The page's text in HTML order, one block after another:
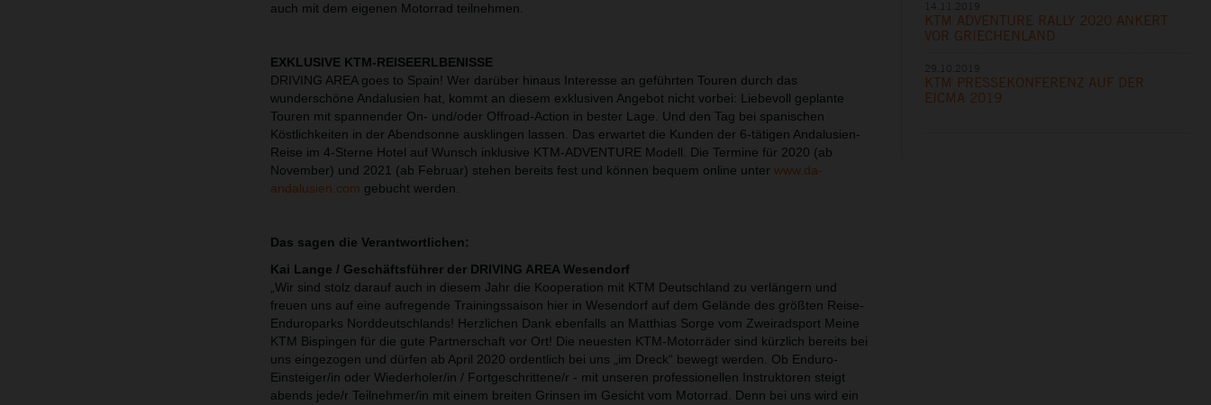
auch mit dem eigenen Motorrad teilnehmen.
EXKLUSIVE KTM-REISEERLBENISSE
DRIVING AREA goes to Spain! Wer darüber hinaus Interesse an geführten Touren durch das
wunderschöne Andalusien hat, kommt an diesem exklusiven Angebot nicht vorbei: Liebevoll geplante
Touren mit spannender On- und/oder Offroad-Action in bester Lage. Und den Tag bei spanischen
Köstlichkeiten in der Abendsonne ausklingen lassen. Das erwartet die Kunden der 6-tätigen Andalusien-
Reise im 4-Sterne Hotel auf Wunsch inklusive KTM-ADVENTURE Modell. Die Termine für 2020 (ab
November) und 2021 (ab Februar) stehen bereits fest und können bequem online unter www.da-
andalusien.com gebucht werden.
Das sagen die Verantwortlichen:
Kai Lange / Geschäftsführer der DRIVING AREA Wesendorf
„Wir sind stolz darauf auch in diesem Jahr die Kooperation mit KTM Deutschland zu verlängern und
freuen uns auf eine aufregende Trainingssaison hier in Wesendorf auf dem Gelände des größten Reise-
Enduroparks Norddeutschlands! Herzlichen Dank ebenfalls an Matthias Sorge vom Zweiradsport Meine
KTM Bispingen für die gute Partnerschaft vor Ort! Die neuesten KTM-Motorräder sind kürzlich bereits bei
uns eingezogen und dürfen ab April 2020 ordentlich bei uns „im Dreck“ bewegt werden. Ob Enduro-
Einsteiger/in oder Wiederholer/in / Fortgeschrittene/r - mit unseren professionellen Instruktoren steigt
abends jede/r Teilnehmer/in mit einem breiten Grinsen im Gesicht vom Motorrad. Denn bei uns wird ein
KTM ADVENTURE RALLY 2020 ANKERT
VOR GRIECHENLAND
KTM PRESSEKONFERENZ AUF DER
EICMA 2019